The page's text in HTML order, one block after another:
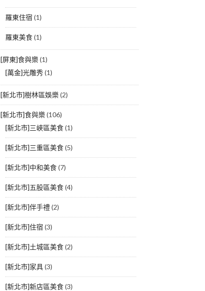
羅東住宿 (1)
羅東美食(1)
[屏東]食與樂(1)
[萬金]光雕秀(1)
[新北市]樹林區娛樂(2)
[新北市]食與樂(106)
[新北市]三峽區美食(1)
[新北市]三重區美食(5)
[新北市]中和美食(7)
[新北市]五股區美食(4)
[新北市]伴手禮(2)
[新北市]住宿 (3)
[新北市]土城區美食(2)
[新北市]家具(3)
[新北市]新店區美食(3)